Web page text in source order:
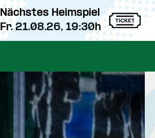
Nächstes Heimspiel
Fr. 21.08.26, 19:30h